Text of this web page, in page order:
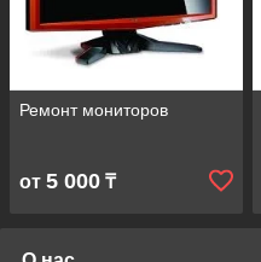
Ремонт мониторов
от 5 000 ₸